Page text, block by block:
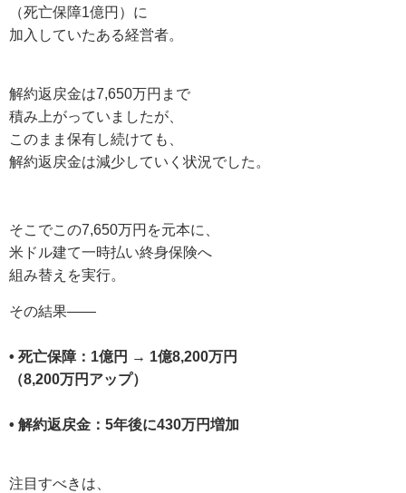
（死亡保障1億円）に
加入していたある経営者。
解約返戻金は7,650万円まで
積み上がっていましたが、
このまま保有し続けても、
解約返戻金は減少していく状況でした。
そこでこの7,650万円を元本に、
米ドル建て一時払い終身保険へ
組み替えを実行。
その結果——
• 死亡保障：1億円 → 1億8,200万円
（8,200万円アップ）
• 解約返戻金：5年後に430万円増加
注目すべきは、